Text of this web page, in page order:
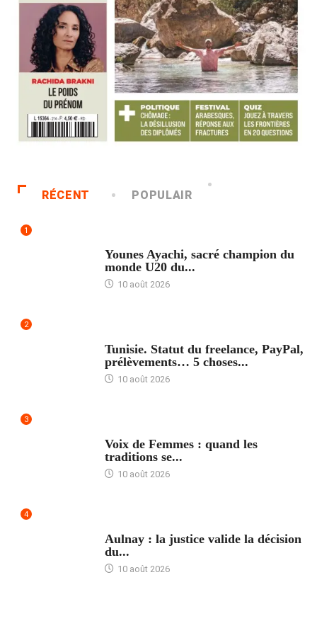
RÉCENT POPULAIR
1
Younes Ayachi, sacré champion du
monde U20 du...
10 août 2026
2
Tunisie. Statut du freelance, PayPal,
prélèvements… 5 choses...
10 août 2026
3
Voix de Femmes : quand les
traditions se...
10 août 2026
4
Aulnay : la justice valide la décision
du...
10 août 2026